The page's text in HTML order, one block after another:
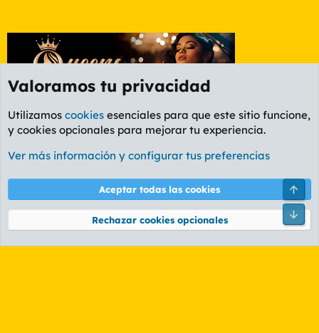
Etiquetas
Cookies
PL OLDSTYLE AMARILLO
Términos y reglas Política de privacidad Ayuda
Community platform by XenForo® © 2010-2026 XenForo Ltd.
Valoramos tu privacidad
Utilizamos cookies esenciales para que este sitio funcione,
y cookies opcionales para mejorar tu experiencia.
Ver más información y configurar tus preferencias
Aceptar todas las cookies
Rechazar cookies opcionales
Pie